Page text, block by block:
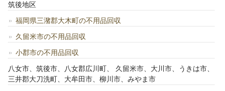
筑後地区
福岡県三潴郡大木町の不用品回収
久留米市の不用品回収
小郡市の不用品回収
八女市、筑後市、八女郡広川町、 久留米市、大川市、うきは市、
三井郡大刀洗町、大牟田市、柳川市、みやま市